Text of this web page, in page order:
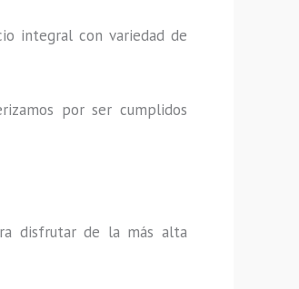
integral con variedad de
por ser cumplidos
disfrutar de la más alta